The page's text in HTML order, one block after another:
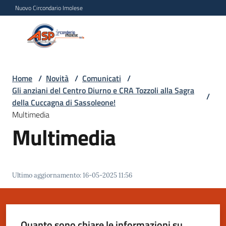
Vai al contenuto
Vai alla navigazione
Vai al footer
Nuovo Circondario Imolese
Persona
Circondario
Imolese
Chi
Servizi
Home / Novità / Comunicati /
Gli anziani del Centro Diurno e CRA Tozzoli alla Sagra
della Cuccagna di Sassoleone!
/
Multimedia
Multimedia
Ultimo aggiornamento:16-05-2025 11:56